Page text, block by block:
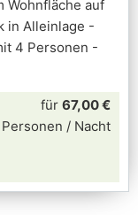
Wohnfläche auf
in Alleinlage -
4 Personen -
für 67,00 €
Personen / Nacht